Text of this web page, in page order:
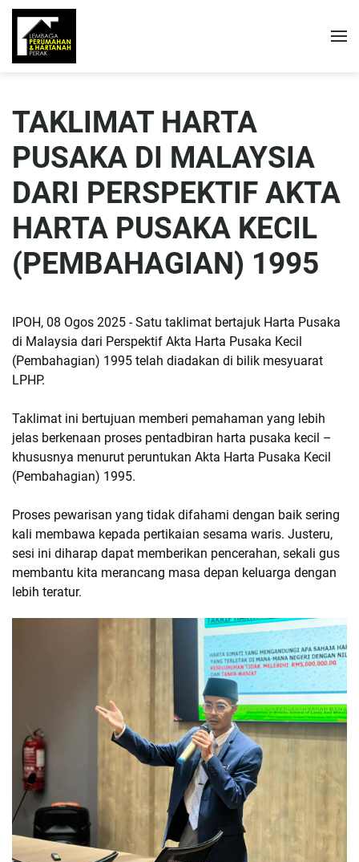
TAKLIMAT HARTA
PUSAKA DI MALAYSIA
DARI PERSPEKTIF AKTA
HARTA PUSAKA KECIL
(PEMBAHAGIAN) 1995
IPOH, 08 Ogos 2025 - Satu taklimat bertajuk Harta Pusaka
di Malaysia dari Perspektif Akta Harta Pusaka Kecil
(Pembahagian) 1995 telah diadakan di bilik mesyuarat
LPHP.
Taklimat ini bertujuan memberi pemahaman yang lebih
jelas berkenaan proses pentadbiran harta pusaka kecil –
khususnya menurut peruntukan Akta Harta Pusaka Kecil
(Pembahagian) 1995.
Proses pewarisan yang tidak difahami dengan baik sering
kali membawa kepada pertikaian sesama waris. Justeru,
sesi ini diharap dapat memberikan pencerahan, sekali gus
membantu kita merancang masa depan keluarga dengan
lebih teratur.